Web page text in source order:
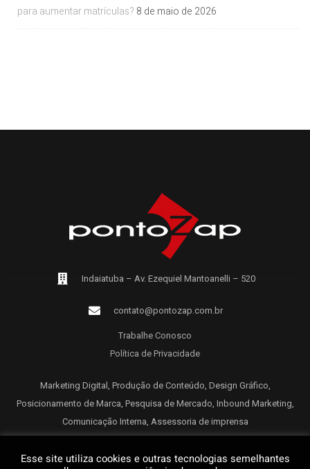
para aumentar matrículas? 8 de maio de 2026
Indaiatuba – Av. Ezequiel Mantoanelli – 520
contato@pontozap.com.br
Trabalhe Conosco
Política de Privacidade
Marketing Digital, Produção de Conteúdo, Design Gráfico,
Posicionamento de Marca, Pesquisa de Mercado, Inbound Marketing,
Comunicação Interna, Assessoria de imprensa
Esse site utiliza cookies e outras tecnologias semelhantes